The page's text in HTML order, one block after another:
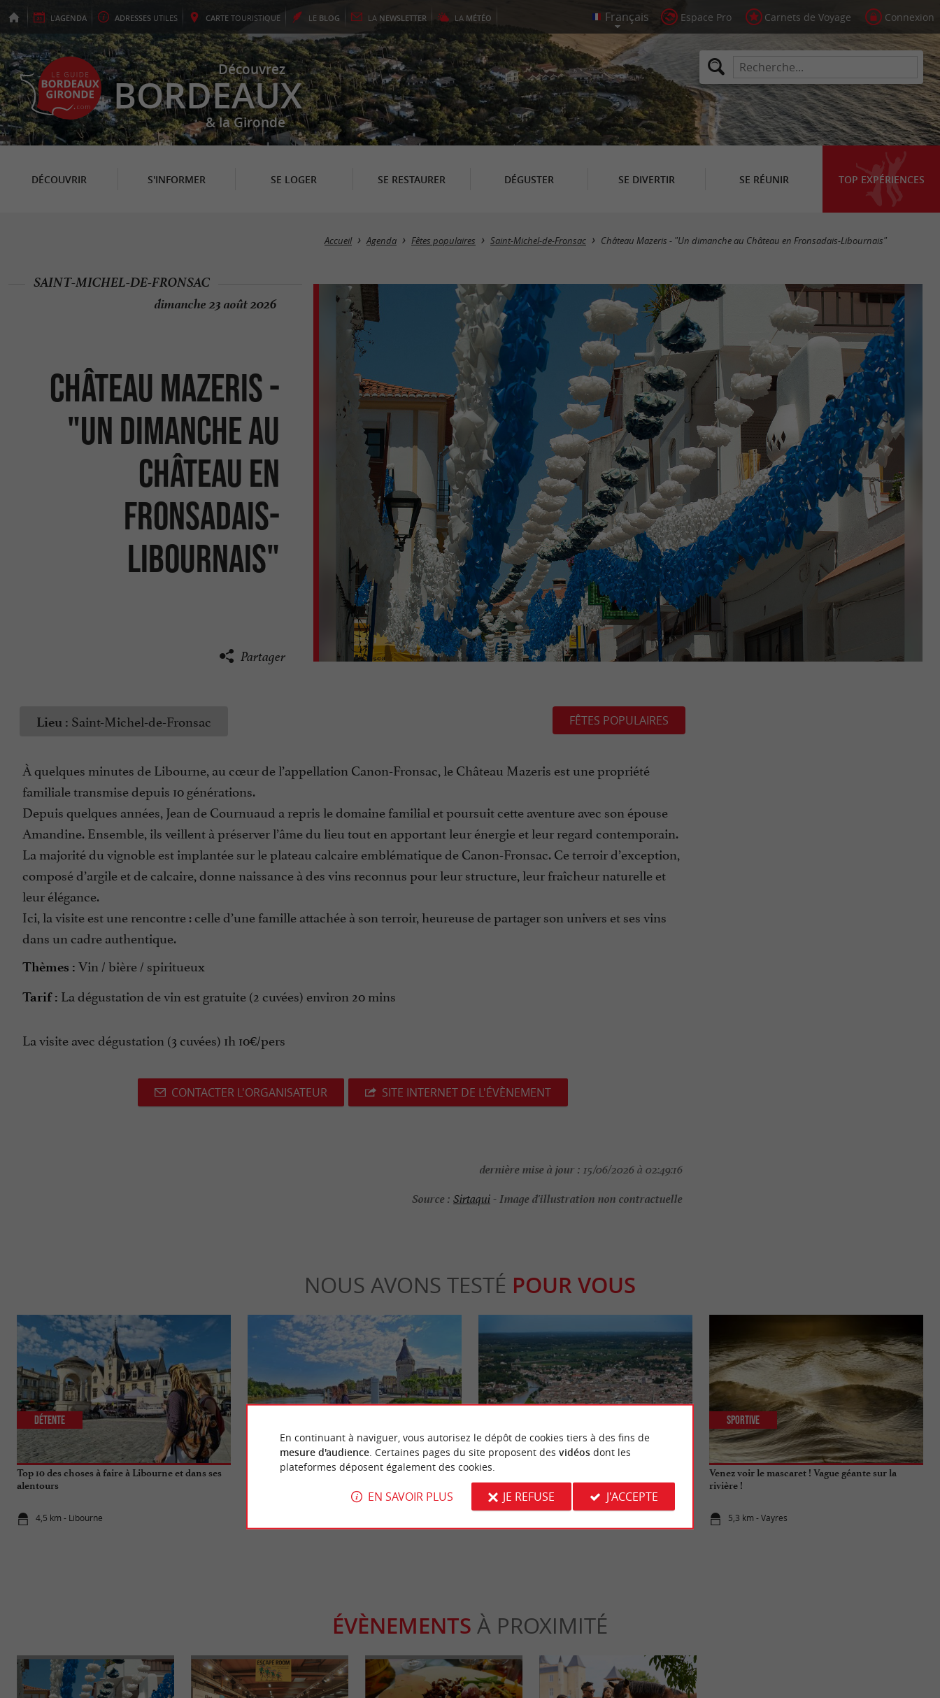
L'AGENDA ADRESSES UTILES CARTE TOURISTIQUE LE BLOG LA NEWSLETTER LA MÉTÉO Espace Pro Carnets de Voyage Connexion
Découvrez
BORDEAUX
& la Gironde
DÉCOUVRIR S'INFORMER SE LOGER SE RESTAURER DÉGUSTER SE DIVERTIR SE RÉUNIR TOP EXPÉRIENCES
Accueil Agenda Fêtes populaires Saint-Michel-de-Fronsac Château Mazeris - "Un dimanche au Château en Fronsadais-Libournais"
Château Mazeris -
"Un dimanche au
Château en
Fronsadais-
Libournais"
SAINT-MICHEL-DE-FRONSAC
dimanche 23 août 2026
Partager
Lieu : Saint-Michel-de-Fronsac FÊTES POPULAIRES
À quelques minutes de Libourne, au cœur de l’appellation Canon-Fronsac, le Château Mazeris est une propriété
familiale transmise depuis 10 générations.
Depuis quelques années, Jean de Cournuaud a repris le domaine familial et poursuit cette aventure avec son épouse
Amandine. Ensemble, ils veillent à préserver l’âme du lieu tout en apportant leur énergie et leur regard contemporain.
La majorité du vignoble est implantée sur le plateau calcaire emblématique de Canon-Fronsac. Ce terroir d’exception,
composé d’argile et de calcaire, donne naissance à des vins reconnus pour leur structure, leur fraîcheur naturelle et
leur élégance.
Ici, la visite est une rencontre : celle d’une famille attachée à son terroir, heureuse de partager son univers et ses vins
dans un cadre authentique.
Thèmes : Vin / bière / spiritueux
Tarif : La dégustation de vin est gratuite (2 cuvées) environ 20 mins
La visite avec dégustation (3 cuvées) 1h 10€/pers
CONTACTER L'ORGANISATEUR SITE INTERNET DE L'ÉVÈNEMENT
dernière mise à jour : 15/06/2026 à 02:49:16
Source : Sirtaqui-Image d'illustration non contractuelle
NOUS AVONS TESTÉ POUR VOUS
Top 10 des choses à faire à Libourne et dans ses
alentours
4,5 km - Libourne
Détente
Visite de Libourne : une balade dans une bastide
Bonne idée : Un week-end dans le Libournais !
Venez voir le mascaret ! Vague géante sur la
rivière !
5,3 km - Vayres
Sportive
ÉVÈNEMENTS À PROXIMITÉ
En continuant à naviguer, vous autorisez le dépôt de cookies tiers à des fins de
mesure d'audience. Certaines pages du site proposent des vidéosdont les
plateformes déposent également des cookies.
EN SAVOIR PLUS JE REFUSE J'ACCEPTE